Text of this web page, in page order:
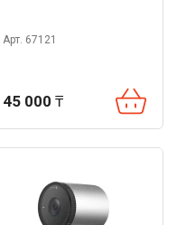
Арт. 67121
45 000 ₸